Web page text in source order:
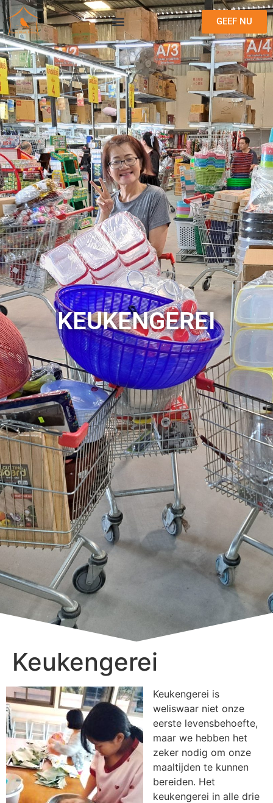
GEEF NU
KEUKENGEREI
Keukengerei
Keukengerei is
weliswaar niet onze
eerste levensbehoefte,
maar we hebben het
zeker nodig om onze
maaltijden te kunnen
bereiden. Het
keukengerei in alle drie